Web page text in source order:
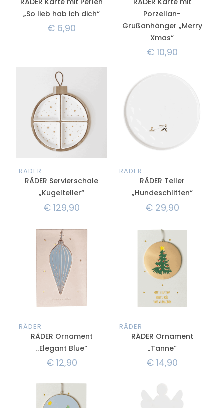
„So lieb hab ich dich“
€ 6,90
Porzellan-
Grußanhänger „Merry
Xmas“
€10,90
RÄDER
RÄDER Servierschale
„Kugelteller“
€ 129,90
RÄDER
RÄDER Teller
„Hundeschlitten“
€29,90
RÄDER
RÄDER Ornament
„Elegant Blue“
€12,90
RÄDER
RÄDER Ornament
„Tanne“
€ 14,90